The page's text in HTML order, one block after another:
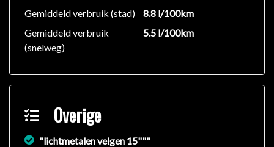
Gemiddeld verbruik (stad)
8.8 l/100km
Gemiddeld verbruik
(snelweg)
5.5 l/100km
Overige
"lichtmetalen velgen 15"""